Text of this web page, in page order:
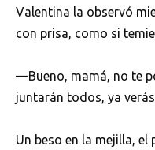
Valentina la observó
con prisa, como si
—Bueno, mamá, no te
juntarán todos, ya
Un beso en la mejilla,